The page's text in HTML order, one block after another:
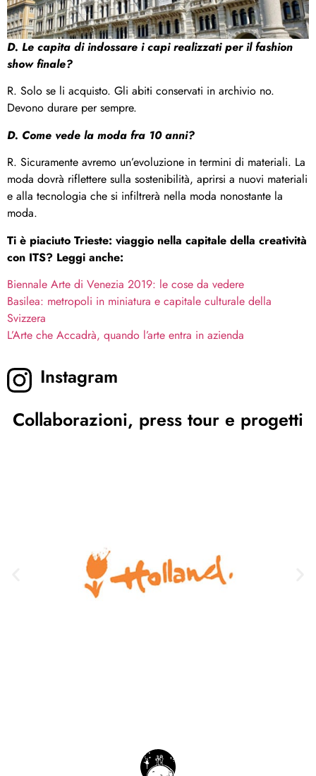
D. Le capita di indossare i capi realizzati per il fashion
show finale?
R. Solo se li acquisto. Gli abiti conservati in archivio no.
Devono durare per sempre.
D. Come vede la moda fra 10 anni?
R. Sicuramente avremo un’evoluzione in termini di materiali. La
moda dovrà riflettere sulla sostenibilità, aprirsi a nuovi materiali
e alla tecnologia che si infiltrerà nella moda nonostante la
moda.
Ti è piaciuto Trieste: viaggio nella capitale della creatività
con ITS? Leggi anche:
Biennale Arte di Venezia 2019: le cose da vedere
Basilea: metropoli in miniatura e capitale culturale della
Svizzera
L’Arte che Accadrà, quando l’arte entra in azienda
Instagram
Collaborazioni, press tour e progetti